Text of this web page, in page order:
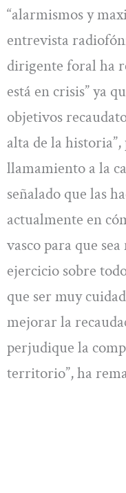
“alarmismos y
entrevista
dirigente foral ha
está en crisis” ya
objetivos
alta de la
llamamiento a la
señalado que las
actualmente en
vasco para que
ejercicio sobre
que ser muy
mejorar la
perjudique la
territorio”, ha